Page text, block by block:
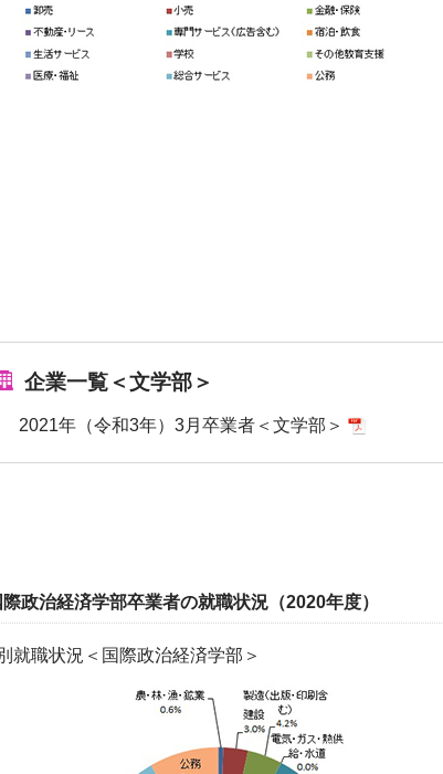
企業一覧＜文学部＞
2021年（令和3年）3月卒業者＜文学部＞
政治経済学部卒業者の就職状況（2020年度）
就職状況＜国際政治経済学部＞